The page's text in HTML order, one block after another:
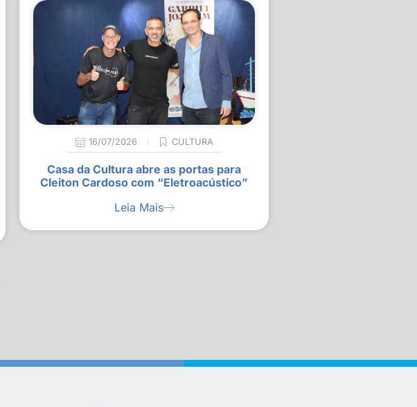
16/07/2026 CULTURA
Casa da Cultura abre as portas para
Cleiton Cardoso com “Eletroacústico”
Leia Mais